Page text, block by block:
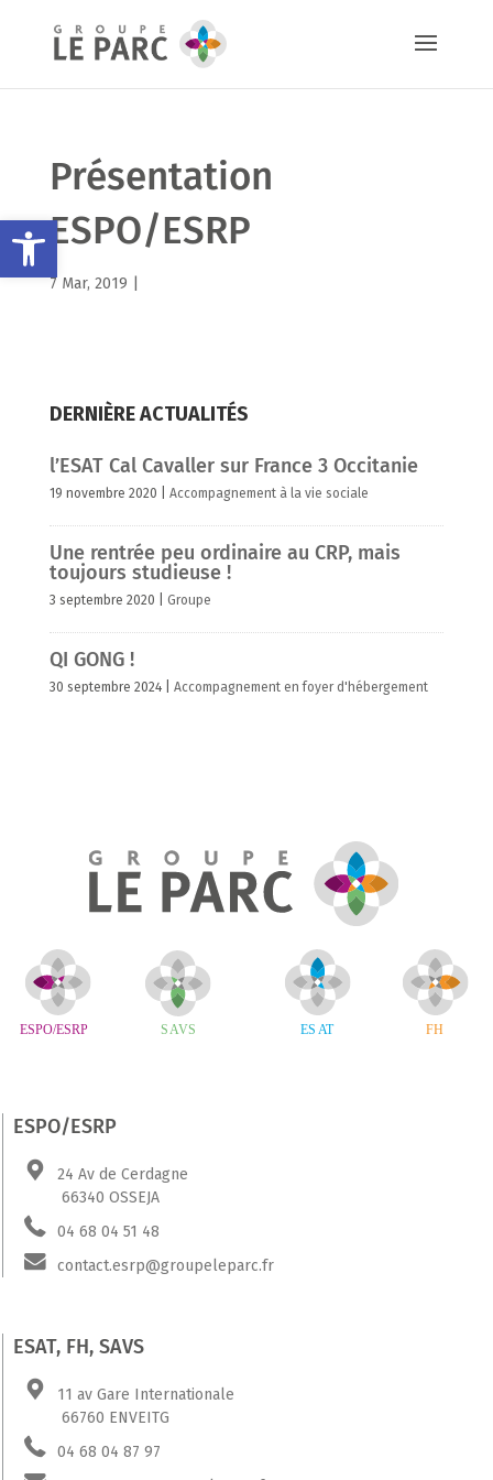
Ouvrir la barre d’outils
Présentation
ESPO/ESRP
7 Mar, 2019 |
DERNIÈRE ACTUALITÉS
l’ESAT Cal Cavaller sur France 3 Occitanie
19 novembre 2020 Accompagnement à la vie sociale
Une rentrée peu ordinaire au CRP, mais
toujours studieuse !
3 septembre 2020 Groupe
QI GONG !
30 septembre 2024| Accompagnement en foyer d'hébergement
ESPO/ESRP
24 Av de Cerdagne
66340 OSSEJA
04 68 04 51 48
contact.esrp@groupeleparc.fr
ESAT, FH, SAVS
11 av Gare Internationale
66760 ENVEITG
04 68 04 87 97